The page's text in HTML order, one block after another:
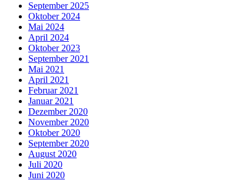
September 2025
Oktober 2024
Mai 2024
April 2024
Oktober 2023
September 2021
Mai 2021
April 2021
Februar 2021
Januar 2021
Dezember 2020
November 2020
Oktober 2020
September 2020
August 2020
Juli 2020
Juni 2020